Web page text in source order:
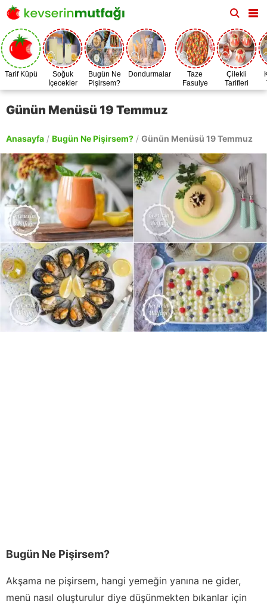
Tarif Küpü
Soğuk
İçecekler
Bugün Ne
Pişirsem?
Dondurmalar
Taze
Fasulye
Zamanı
Çilekli
Tarifleri
Günün Menüsü 19 Temmuz
Anasayfa / Bugün Ne Pişirsem? / Günün Menüsü 19 Temmuz
Bugün Ne Pişirsem?
Akşama ne pişirsem, hangi yemeğin yanına ne gider,
menü nasıl oluşturulur diye düşünmekten bıkanlar için